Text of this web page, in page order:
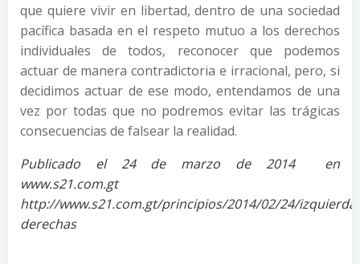
que quiere vivir en libertad, dentro de una sociedad
pacífica basada en el respeto mutuo a los derechos
individuales de todos, reconocer que podemos
actuar de manera contradictoria e irracional, pero, si
decidimos actuar de ese modo, entendamos de una
vez por todas que no podremos evitar las trágicas
consecuencias de falsear la realidad.
Publicado el 24 de marzo de 2014 en
www.s21.com.gt
http://www.s21.com.gt/principios/2014/02/24/
derechas